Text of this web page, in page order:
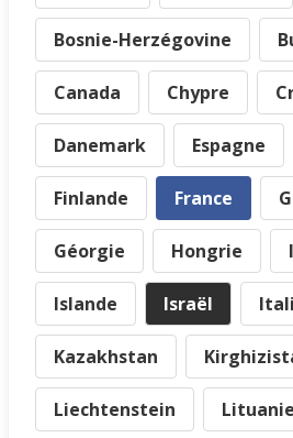
Bosnie-Herzégovine
Canada Chypre
Danemark Espagne
Finlande France
Géorgie Hongrie
Islande Israël
Kazakhstan
Liechtenstein Lituanie